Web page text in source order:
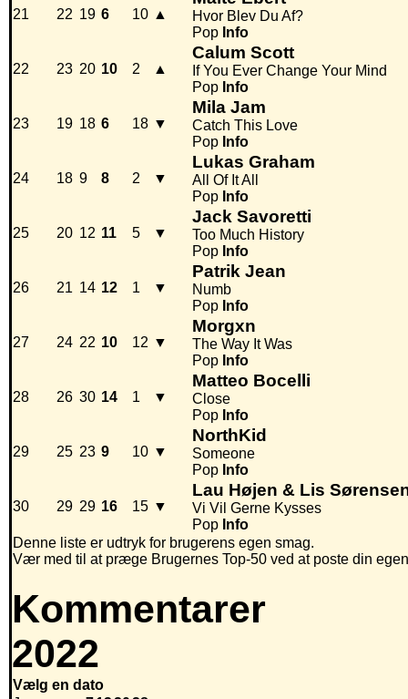
21 22 19 6 10 ▲
Hvor Blev Du Af?
Pop Info
22 23 20 10 2 ▲
Calum Scott
If You Ever Change Your Mind
Pop Info
23 19 18 6 18 ▼
Mila Jam
Catch This Love
Pop Info
24 18 9 8 2 ▼
Lukas Graham
All Of It All
Pop Info
25 20 12 11 5 ▼
Jack Savoretti
Too Much History
Pop Info
26 21 14 12 1 ▼
Patrik Jean
Numb
Pop Info
27 24 22 10 12 ▼
Morgxn
The Way It Was
Pop Info
28 26 30 14 1 ▼
Matteo Bocelli
Close
Pop Info
29 25 23 9 10 ▼
NorthKid
Someone
Pop Info
30 29 29 16 15 ▼
Lau Højen & Lis
Vi Vil Gerne Kysses
Pop Info
Denne liste er udtryk for brugerens egen smag.
Vær med til at præge Brugernes Top-50 ved at poste din
Kommentarer
2022
Vælg en dato